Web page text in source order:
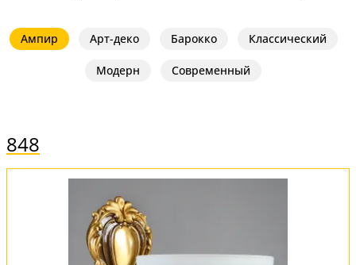
Ампир Арт-деко Барокко Классический
Модерн Современный
848